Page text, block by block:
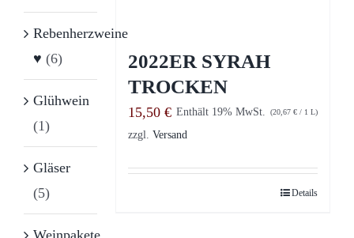
2022ER SYRAH
TROCKEN
15,50€ Enthält 19% MwSt. (20,67 € / 1 L)
zzgl.Versand
Details
Rebenherzweine
♥ (6)
Glühwein
(1)
Gläser
(5)
Weinpakete